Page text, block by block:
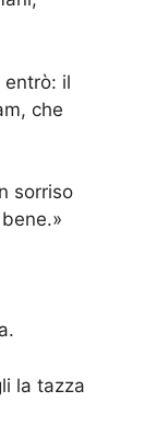
entrò: il
che
sorriso
la tazza